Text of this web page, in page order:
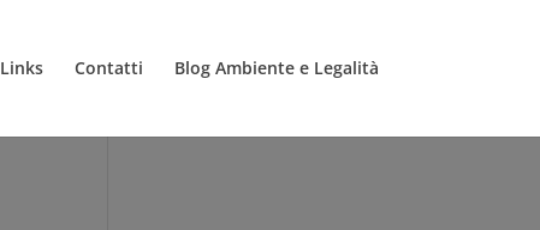
Links Contatti Blog Ambiente e Legalità